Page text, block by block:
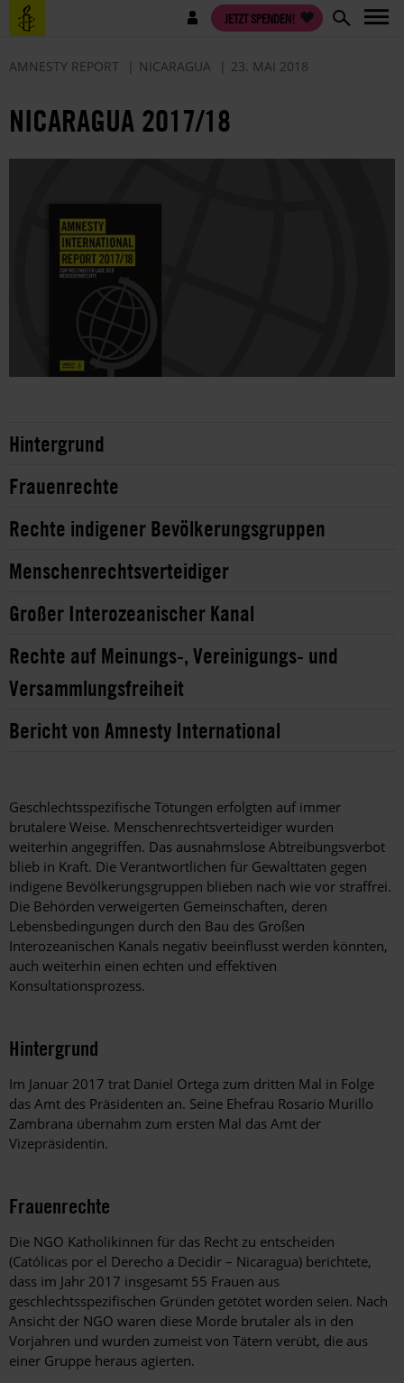
Direkt
zum
Benutzermenü JETZT SPENDEN!
AMNESTY REPORT NICARAGUA 23. MAI 2018
NICARAGUA 2017/18
Hintergrund
Frauenrechte
Rechte indigener Bevölkerungsgruppen
Menschenrechtsverteidiger
Großer Interozeanischer Kanal
Rechte auf Meinungs-, Vereinigungs- und
Versammlungsfreiheit
Bericht von Amnesty International
Geschlechtsspezifische Tötungen erfolgten auf immer
brutalere Weise. Menschenrechtsverteidiger wurden
weiterhin angegriffen. Das ausnahmslose Abtreibungsverbot
blieb in Kraft. Die Verantwortlichen für Gewalttaten gegen
indigene Bevölkerungsgruppen blieben nach wie vor straffrei.
Die Behörden verweigerten Gemeinschaften, deren
Lebensbedingungen durch den Bau des Großen
Interozeanischen Kanals negativ beeinflusst werden könnten,
auch weiterhin einen echten und effektiven
Konsultationsprozess.
Hintergrund
Im Januar 2017 trat Daniel Ortega zum dritten Mal in Folge
das Amt des Präsidenten an. Seine Ehefrau Rosario Murillo
Zambrana übernahm zum ersten Mal das Amt der
Vizepräsidentin.
Frauenrechte
Die NGO Katholikinnen für das Recht zu entscheiden
(Católicas por el Derecho a Decidir – Nicaragua) berichtete,
dass im Jahr 2017 insgesamt 55 Frauen aus
geschlechtsspezifischen Gründen getötet worden seien. Nach
Ansicht der NGO waren diese Morde brutaler als in den
Vorjahren und wurden zumeist von Tätern verübt, die aus
einer Gruppe heraus agierten.